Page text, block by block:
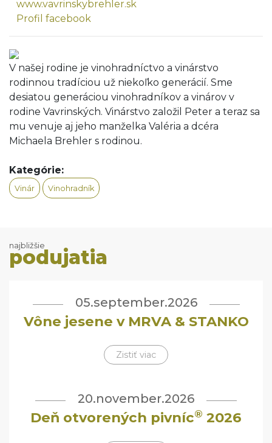
www.vavrinskybrehler.sk
Profil facebook
V našej rodine je vinohradníctvo a vinárstvo
rodinnou tradíciou už niekoľko generácií. Sme
desiatou generáciou vinohradníkov a vinárov v
rodine Vavrinských. Vinárstvo založil Peter a teraz sa
mu venuje aj jeho manželka Valéria a dcéra
Michaela Brehler s rodinou.
Kategórie:
Vinár Vinohradník
najbližšie
podujatia
05.september.2026
Vône jesene v MRVA & STANKO
Zistiť viac
20.november.2026
Deň otvorených pivníc® 2026